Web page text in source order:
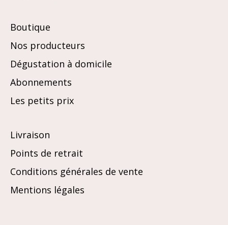
Boutique
Nos producteurs
Dégustation à domicile
Abonnements
Les petits prix
Livraison
Points de retrait
Conditions générales de vente
Mentions légales